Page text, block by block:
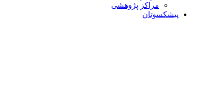
مراکز پژوهشی
پیشکسوتان